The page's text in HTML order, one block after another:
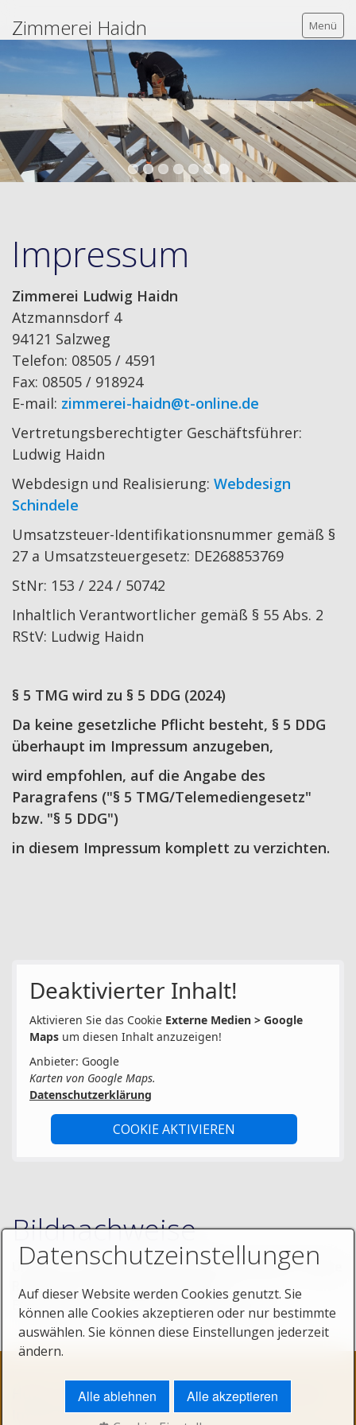
Zimmerei Haidn Menü
Home
Zimmerertätigkeiten
Kontakt
Impressum
Zimmerei Ludwig Haidn
Atzmannsdorf 4
94121 Salzweg
Telefon: 08505 / 4591
Fax: 08505 / 918924
E-mail: zimmerei-haidn@t-online.de
Vertretungsberechtigter Geschäftsführer:
Ludwig Haidn
Webdesign und Realisierung: Webdesign
Schindele
Umsatzsteuer-Identifikationsnummer gemäß §
27 a Umsatzsteuergesetz: DE268853769
StNr: 153 / 224 / 50742
Inhaltlich Verantwortlicher gemäß § 55 Abs. 2
RStV: Ludwig Haidn
§ 5 TMG wird zu § 5 DDG (2024)
Da keine gesetzliche Pflicht besteht, § 5 DDG
überhaupt im Impressum anzugeben,
wird empfohlen, auf die Angabe des
Paragrafens ("§ 5 TMG/Telemediengesetz"
bzw. "§ 5 DDG")
in diesem Impressum komplett zu verzichten.
Deaktivierter Inhalt!
Aktivieren Sie das Cookie Externe Medien > Google
Maps um diesen Inhalt anzuzeigen!
Anbieter: Google
Karten von Google Maps.
Datenschutzerklärung
COOKIE AKTIVIEREN
Bildnachweise
Urheber und Bildquelle der im Original-Layout "Stripe
Responsive" verwendeten Bilder:
Es wurden nur lizenzfreie Fotos verwendet.
AGB Datenschutzerklärung
Kontakt
Impressum
Datenschutzeinstellungen
Auf dieser Website werden Cookies genutzt. Sie
können alle Cookies akzeptieren oder nur bestimmte
auswählen. Sie können diese Einstellungen jederzeit
ändern.
Alle ablehnen Alle akzeptieren